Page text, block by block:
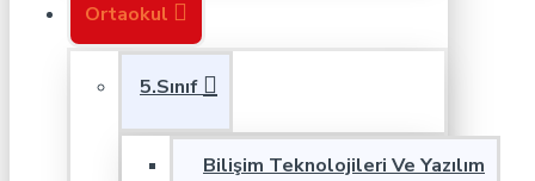
Ortaokul
5.Sınıf
Bilişim Teknolojileri Ve Yazılım